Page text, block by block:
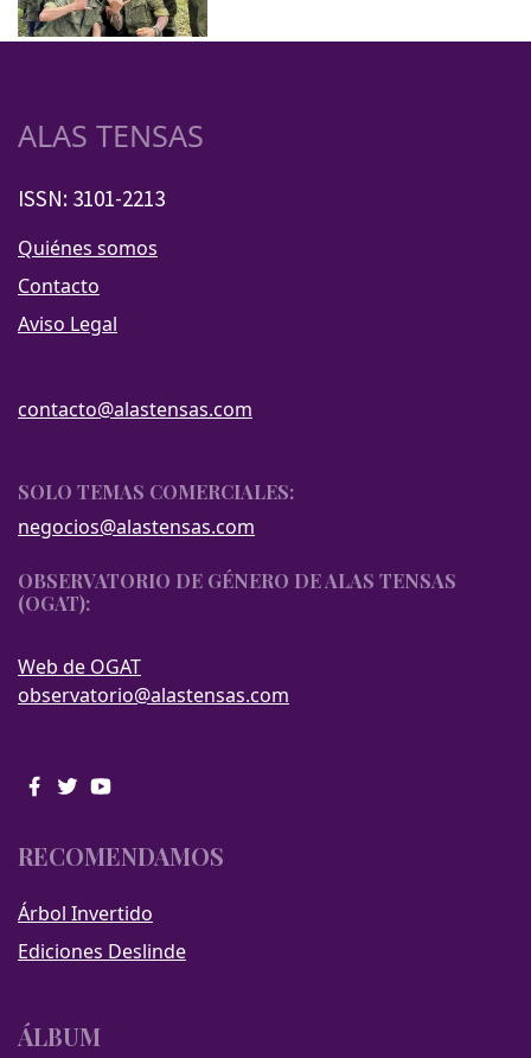
ALAS TENSAS
ISSN: 3101-2213
Quiénes somos
Contacto
Aviso Legal
contacto@alastensas.com
SOLO TEMAS COMERCIALES:
negocios@alastensas.com
OBSERVATORIO DE GÉNERO DE ALAS TENSAS
(OGAT):
Web de OGAT
observatorio@alastensas.com
RECOMENDAMOS
Árbol Invertido
Ediciones Deslinde
ÁLBUM